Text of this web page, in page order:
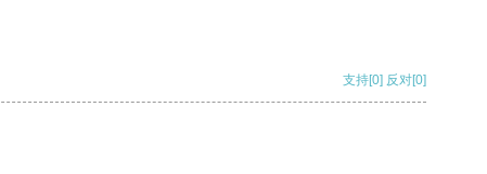
支持[0] 反对[0]